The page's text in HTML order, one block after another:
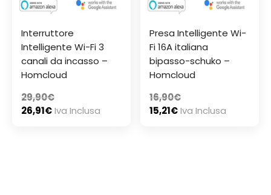
Interruttore
Intelligente Wi-Fi 3
canali da incasso –
Homcloud
29,90€
26,91€Iva Inclusa
Presa Intelligente Wi-
Fi 16A italiana
bipasso-schuko –
Homcloud
16,90€
15,21€Iva Inclusa